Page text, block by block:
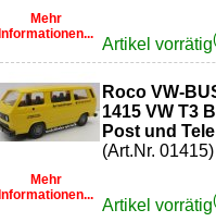
Mehr
Informationen...
Artikel vorrätig
Mehr
Informationen...
Roco VW-
1415 VW T3
Post und
(Art.Nr. 01415)
Artikel vorrätig